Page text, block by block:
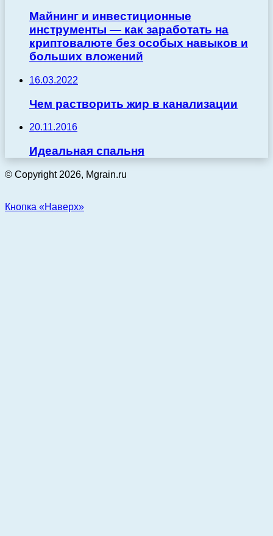
Майнинг и инвестиционные
инструменты — как заработать на
криптовалюте без особых навыков и
больших вложений
16.03.2022
Чем растворить жир в канализации
20.11.2016
Идеальная спальня
© Copyright 2026, Mgrain.ru
Кнопка «Наверх»